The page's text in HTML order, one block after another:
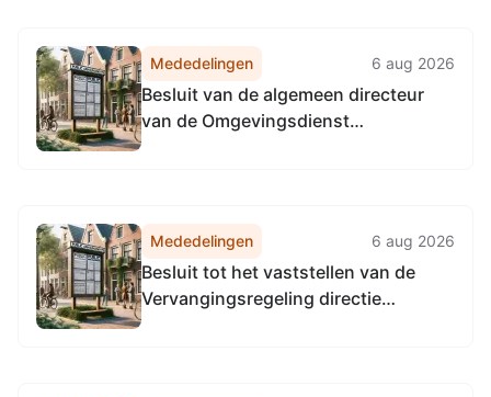
2026, tot het vaststellen van de
Vervangingsregeling directie
Accountmanagement &
Bedrijfsvoering Omgevingsdienst...
Mededelingen 6 aug 2026
Besluit van de algemeen directeur
van de Omgevingsdienst
directeur Omgevingsdienst
Noordzeekanaalgebied
Mededelingen 6 aug 2026
Besluit tot het vaststellen van de
Vervangingsregeling directie